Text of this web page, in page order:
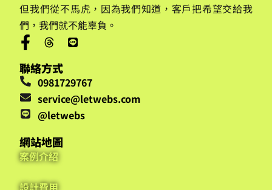
但我們從不馬虎，因為我們知道，客戶把希望交給我
們，我們就不能辜負。
聯絡方式
0981729767
service@letwebs.com
@letwebs
網站地圖
案例介紹
設計費用